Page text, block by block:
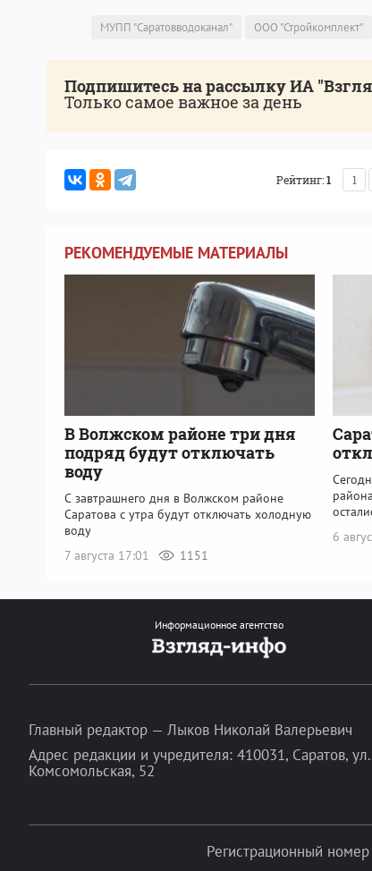
МУПП "Саратовводоканал" ООО "Стройкомплект"
Подпишитесь на рассылку ИА
Только самое важное за день
Рейтинг:1 1
РЕКОМЕНДУЕМЫЕ МАТЕРИАЛЫ
В Волжском районе три дня
подряд будут отключать
воду
С завтрашнего дня в Волжском районе
Саратова с утра будут отключать холодную
воду
7 августа 17:01
1151
6
Информационное агентство
Главный редактор — Лыков Николай Валерьевич
Адрес редакции и учредителя: 410031, Саратов, ул.
Комсомольская, 52
Регистрационный